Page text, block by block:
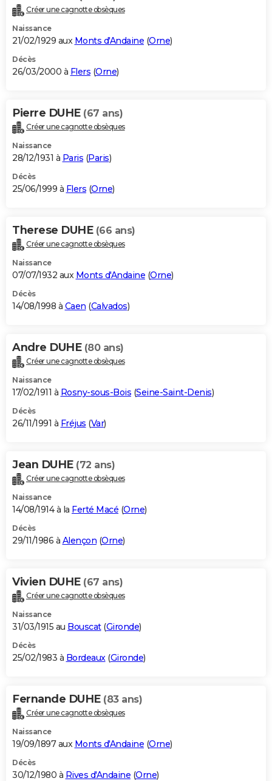
Créer une cagnotte obsèques
Naissance
21/02/1929 aux Monts d'Andaine (Orne)
Décès
26/03/2000 à Flers (Orne)
Pierre DUHE (67 ans)
Créer une cagnotte obsèques
Naissance
28/12/1931 à Paris (Paris)
Décès
25/06/1999 à Flers (Orne)
Therese DUHE (66 ans)
Créer une cagnotte obsèques
Naissance
07/07/1932 aux Monts d'Andaine (Orne)
Décès
14/08/1998 à Caen (Calvados)
Andre DUHE (80 ans)
Créer une cagnotte obsèques
Naissance
17/02/1911 à Rosny-sous-Bois (Seine-Saint-Denis)
Décès
26/11/1991 à Fréjus (Var)
Jean DUHE (72 ans)
Créer une cagnotte obsèques
Naissance
14/08/1914 à la Ferté Macé (Orne)
Décès
29/11/1986 à Alençon (Orne)
Vivien DUHE (67 ans)
Créer une cagnotte obsèques
Naissance
31/03/1915 au Bouscat(Gironde)
Décès
25/02/1983 à Bordeaux(Gironde)
Fernande DUHE (83 ans)
Créer une cagnotte obsèques
Naissance
19/09/1897 aux Monts d'Andaine (Orne)
Décès
30/12/1980 à Rives d'Andaine (Orne)